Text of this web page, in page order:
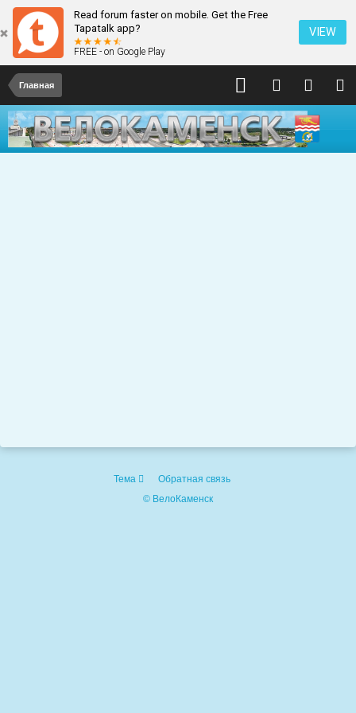
Read forum faster on mobile. Get the Free
Tapatalk app?
FREE - on Google Play
VIEW
Главная
Тема
Обратная связь
© ВелоКаменск